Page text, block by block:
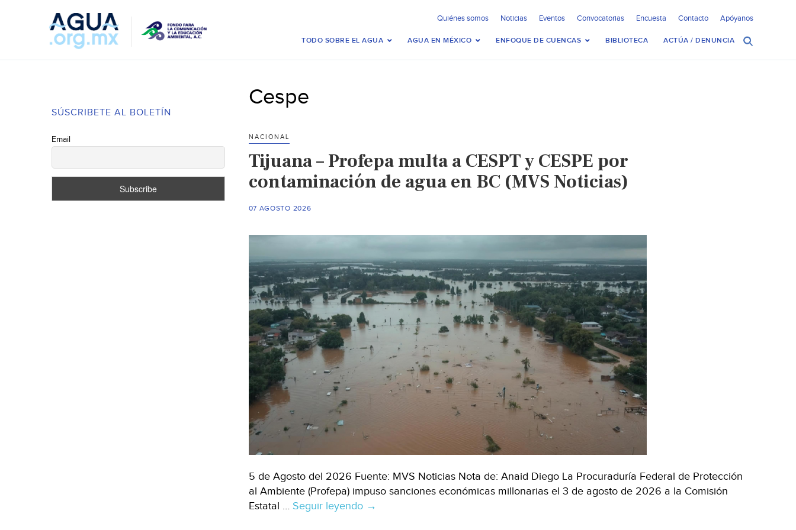
Quiénes somos Noticias Eventos Convocatorias Encuesta Contacto Apóyanos
TODO SOBRE EL AGUA AGUA EN MÉXICO ENFOQUE DE CUENCAS BIBLIOTECA ACTÚA / DENUNCIA
SÚSCRIBETE AL BOLETÍN
Email
Cespe
NACIONAL
Tijuana – Profepa multa a CESPT y CESPE por
contaminación de agua en BC (MVS Noticias)
07 AGOSTO 2026
5 de Agosto del 2026 Fuente: MVS Noticias Nota de: Anaid Diego La Procuraduría Federal de Protección
al Ambiente (Profepa) impuso sanciones económicas millonarias el 3 de agosto de 2026 a la Comisión
Estatal … Seguir leyendo Tijuana
→